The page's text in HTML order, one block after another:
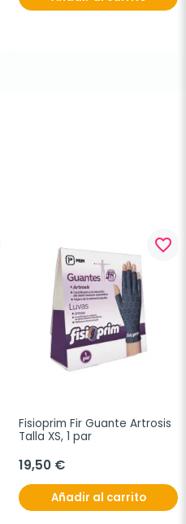
favorite_border
Fisioprim Fir Guante Artrosis
Talla XS, 1 par
19,50 €
Añadir al carrito